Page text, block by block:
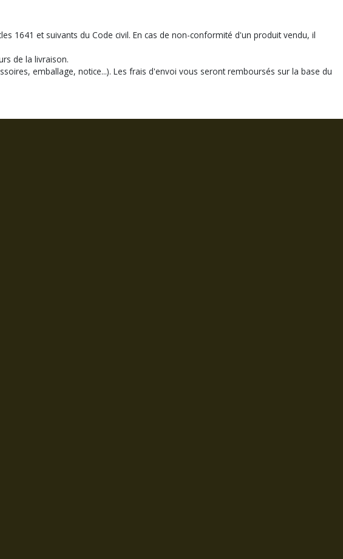
1641 et suivants du Code civil. En cas de non-conformité d'un produit vendu, il
de la livraison.
emballage, notice...). Les frais d'envoi vous seront remboursés sur la base du